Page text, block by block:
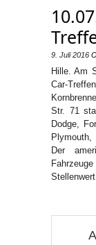
9. Juli 2016
Hille. Am
Car-
Str. 71
Dodge,
Der